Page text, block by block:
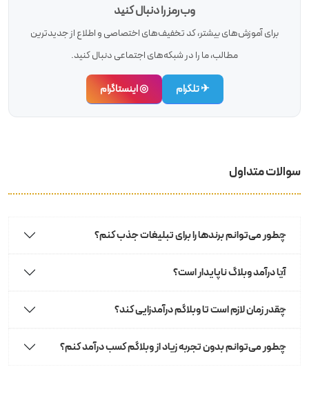
وب‌رمز را دنبال کنید
برای آموزش‌های بیشتر، کد تخفیف‌های اختصاصی و اطلاع از جدیدترین
مطالب، ما را در شبکه‌های اجتماعی دنبال کنید.
✈ تلگرام ◎ اینستاگرام
سوالات متداول
چطور می‌توانم برندها را برای تبلیغات جذب کنم؟
آیا درآمد وبلاگ ناپایدار است؟
چقدر زمان لازم است تا وبلاگم درآمدزایی کند؟
چطور می‌توانم بدون تجربه زیاد از وبلاگم کسب درآمد کنم؟